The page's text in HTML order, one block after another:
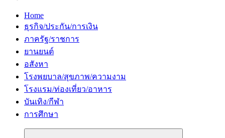
Home
ธุรกิจ/ประกัน/การเงิน
ภาครัฐ/ราชการ
ยานยนต์
อสังหา
โรงพยบาล/สุขภาพ/ความงาม
โรงแรม/ท่องเที่ยว/อาหาร
บันเทิง/กีฬา
การศึกษา